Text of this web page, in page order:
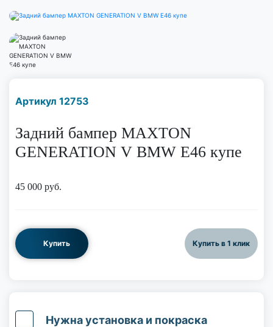
Артикул 12753
Задний бампер MAXTON
GENERATION V BMW E46 купе
45 000 руб.
Купить Купить в 1 клик
Нужна установка и покраска